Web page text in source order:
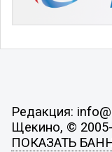
Редакция:
Щекино, ©
ПОКАЗАТЬ